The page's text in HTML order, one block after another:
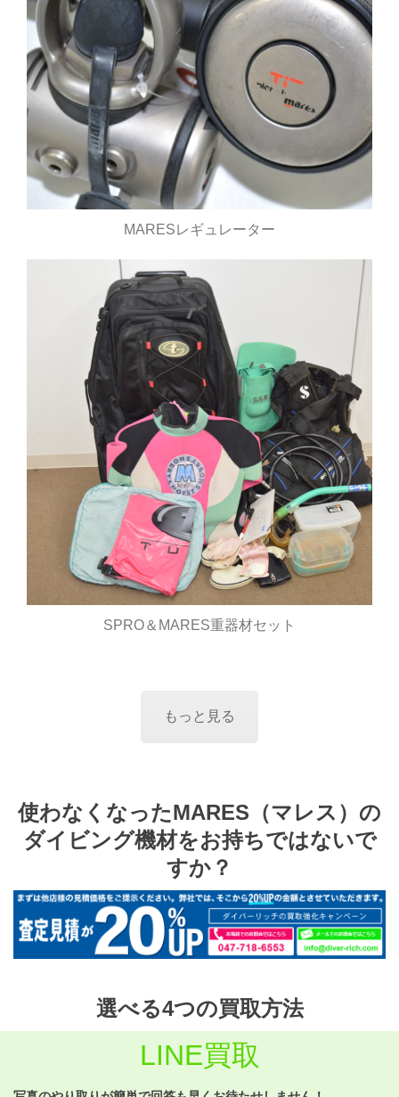
MARESレギュレーター
SPRO＆MARES重器材セット
もっと見る
使わなくなったMARES（マレス）の
ダイビング機材をお持ちではないで
すか？
選べる4つの買取方法
LINE買取